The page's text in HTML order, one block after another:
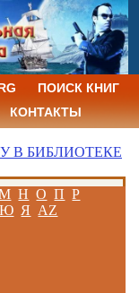
ПОИСК КНИГ
КОНТАКТЫ
В БИБЛИОТЕКЕ
Н О П Р
Ю Я AZ